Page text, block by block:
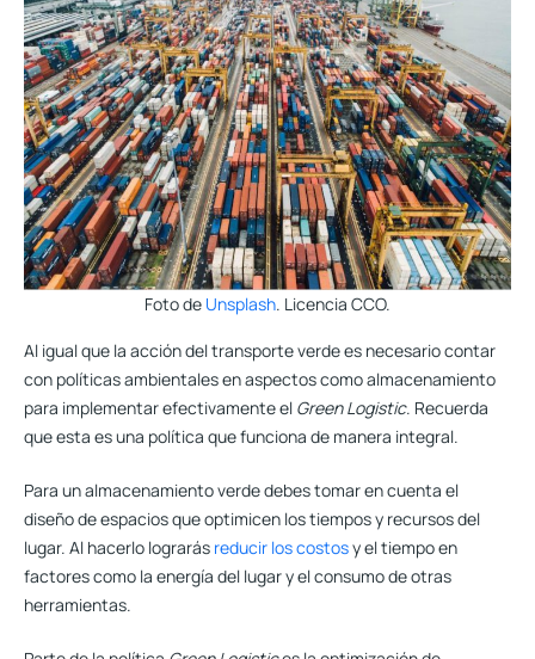
Foto de Unsplash. Licencia CCO.
Al igual que la acción del transporte verde es necesario contar
con políticas ambientales en aspectos como almacenamiento
para implementar efectivamente el Green Logistic. Recuerda
que esta es una política que funciona de manera integral.
Para un almacenamiento verde debes tomar en cuenta el
diseño de espacios que optimicen los tiempos y recursos del
lugar. Al hacerlo lograrás reducir los costosy el tiempo en
factores como la energía del lugar y el consumo de otras
herramientas.